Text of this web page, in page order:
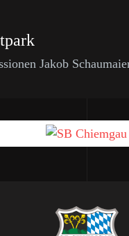
Jakob